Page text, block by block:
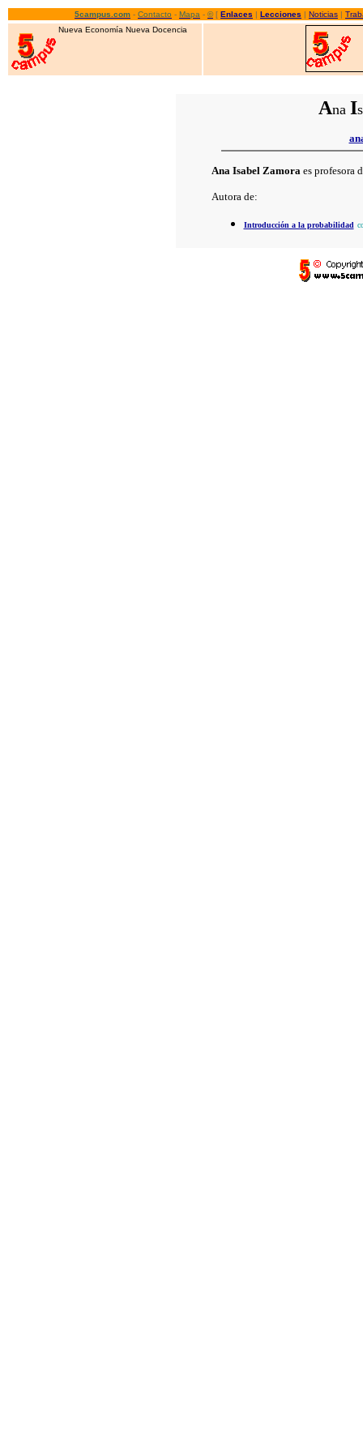
5campus.com - Contacto - Mapa - ©[ Enlaces | Lecciones | Noticias |
Nueva Economía Nueva Docencia
Ana I
Ana Isabel Zamoraes profesora
Autora de:
Introducción a la probabilidad